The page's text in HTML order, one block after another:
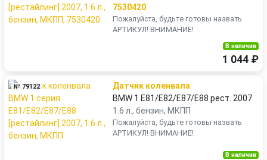
7530420
Пожалуйста, будьте готовы назвать
АРТИКУЛ! ВНИМАНИЕ!
В наличии
1 044 ₽
№ 79122
Датчик коленвала
BMW 1 E81/E82/E87/E88 рест. 2007
1.6 л., бензин, МКПП
Пожалуйста, будьте готовы назвать
АРТИКУЛ! ВНИМАНИЕ!
В наличии